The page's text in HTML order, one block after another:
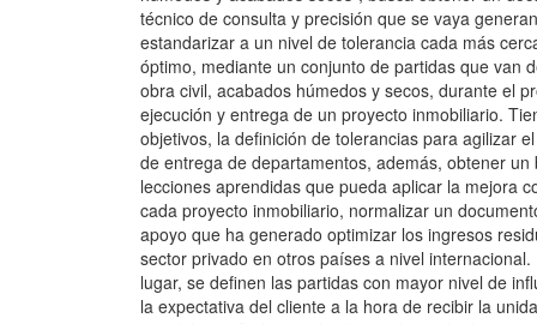
técnico de consulta y precisión que se vaya
estandarizar a un nivel de tolerancia cada más
óptimo, mediante un conjunto de partidas que van
obra civil, acabados húmedos y secos, durante el
ejecución y entrega de un proyecto inmobiliario.
objetivos, la definición de tolerancias para agilizar
de entrega de departamentos, además, obtener un
lecciones aprendidas que pueda aplicar la mejora
cada proyecto inmobiliario, normalizar un
apoyo que ha generado optimizar los ingresos
sector privado en otros países a nivel internacional.
lugar, se definen las partidas con mayor nivel de
la expectativa del cliente a la hora de recibir la